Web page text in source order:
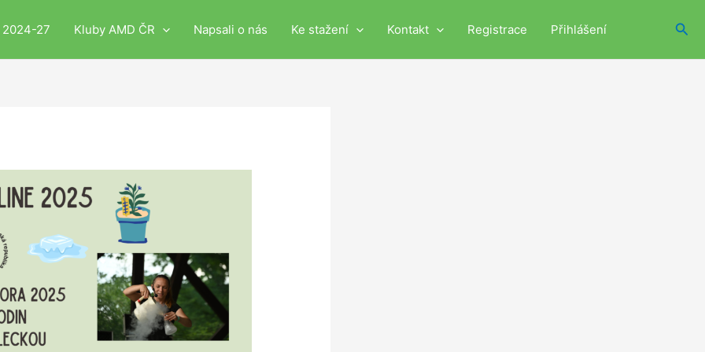
27 Kluby AMD ČR Napsali o nás Ke stažení Kontakt Registrace Přihlášení